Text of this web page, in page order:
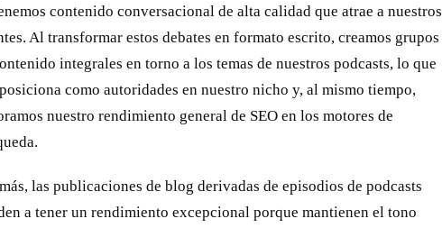
contenido conversacional de alta calidad que atrae a nuestros
Al transformar estos debates en formato escrito, creamos grupos
integrales en torno a los temas de nuestros podcasts, lo que
como autoridades en nuestro nicho y, al mismo tiempo,
nuestro rendimiento general de SEO en los motores de
las publicaciones de blog derivadas de episodios de podcasts
a tener un rendimiento excepcional porque mantienen el tono